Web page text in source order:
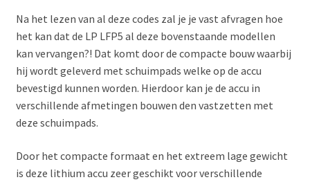
Na het lezen van al deze codes zal je je vast afvragen hoe
het kan dat de LP LFP5 al deze bovenstaande modellen
kan vervangen?! Dat komt door de compacte bouw waarbij
hij wordt geleverd met schuimpads welke op de accu
bevestigd kunnen worden. Hierdoor kan je de accu in
verschillende afmetingen bouwen den vastzetten met
deze schuimpads.
Door het compacte formaat en het extreem lage gewicht
is deze lithium accu zeer geschikt voor verschillende